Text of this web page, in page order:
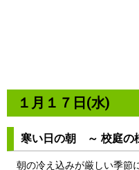
１月１７日(水)
寒い日の朝 ～ 校庭の
朝の冷え込みが厳しい季節